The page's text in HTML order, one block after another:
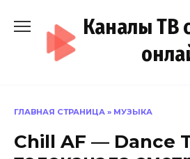
содержанию
Каналы ТВ
ГЛАВНАЯ СТРАНИЦА » МУЗЫКА
Chill AF — Dance